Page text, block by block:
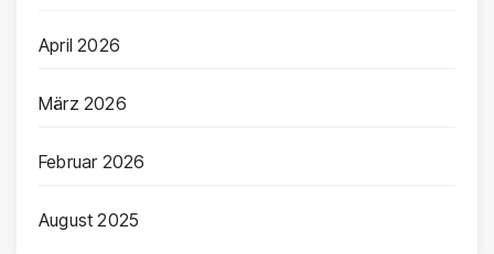
April 2026
März 2026
Februar 2026
August 2025